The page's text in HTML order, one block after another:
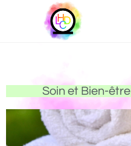
Soin et Bien-être